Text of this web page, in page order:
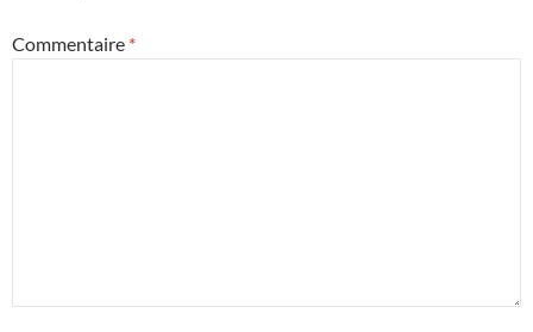
Commentaire *